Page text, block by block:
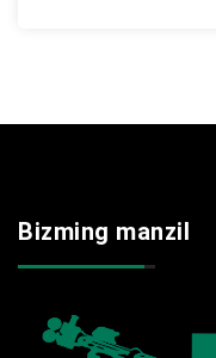
Bizming manzil